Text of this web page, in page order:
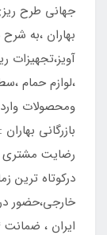
جهانی طرح
بهاران ،به
آویز،تجهیزات
،لوازم حمام
ومحصولات
بازرگانی
رضایت مشتری
درکوتاه ترین
خارجی،حضور